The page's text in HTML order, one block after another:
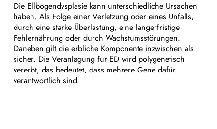
Die Ellbogendysplasie kann unterschiedliche Ursachen
haben. Als Folge einer Verletzung oder eines Unfalls,
durch eine starke Überlastung, eine langerfristige
Fehlernährung oder durch Wachstumsstörungen.
Daneben gilt die erbliche Komponente inzwischen als
sicher. Die Veranlagung für ED wird polygenetisch
vererbt, das bedeutet, dass mehrere Gene dafür
verantwortlich sind.